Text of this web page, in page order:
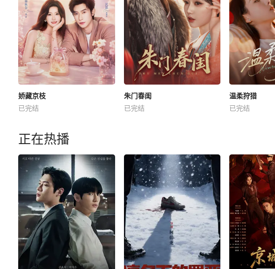
娇藏京枝
已完结
朱门春闺
已完结
温柔狩猎
已完结
正在热播